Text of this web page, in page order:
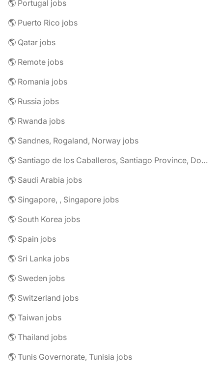
🌎 Portugal jobs
🌎 Puerto Rico jobs
🌎 Qatar jobs
🌎 Remote jobs
🌎 Romania jobs
🌎 Russia jobs
🌎 Rwanda jobs
🌎 Sandnes, Rogaland, Norway jobs
🌎 Santiago de los Caballeros, Santiago Province, Dominican Republic jobs
🌎 Saudi Arabia jobs
🌎 Singapore, , Singapore jobs
🌎 South Korea jobs
🌎 Spain jobs
🌎 Sri Lanka jobs
🌎 Sweden jobs
🌎 Switzerland jobs
🌎 Taiwan jobs
🌎 Thailand jobs
🌎 Tunis Governorate, Tunisia jobs